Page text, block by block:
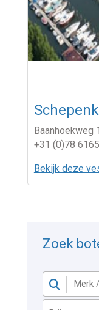
Baanhoekweg
+31 (0)78
Bekijk deze
Zoek